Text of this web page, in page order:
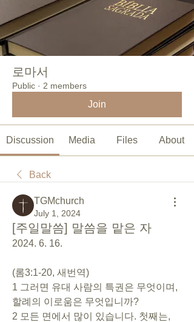
로마서
Public · 2 members
Join
Discussion Media Files About
Back
TGMchurch
July 1, 2024
[주일말씀] 말씀을 맡은 자
2024. 6. 16.
(롬3:1-20, 새번역)
1 그러면 유대 사람의 특권은 무엇이며,
할례의 이로움은 무엇입니까?
2 모든 면에서 많이 있습니다. 첫째는,